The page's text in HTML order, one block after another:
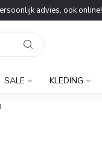
advies, ook online!
SALE KLEDING